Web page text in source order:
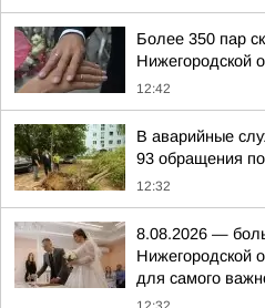
Более 350 пар
Нижегородской
12:42
В аварийные
93 обращения
12:32
8.08.2026 —
Нижегородской
для самого